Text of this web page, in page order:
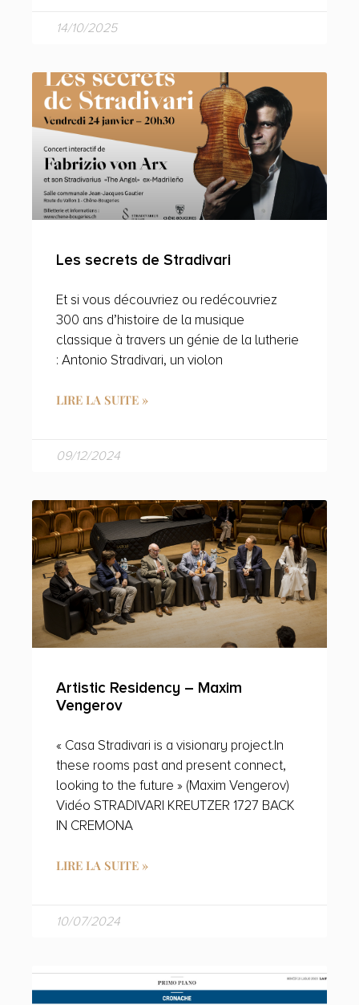
14/10/2025
Les secrets de Stradivari
Et si vous découvriez ou redécouvriez
300 ans d’histoire de la musique
classique à travers un génie de la lutherie
: Antonio Stradivari, un violon
LIRE LA SUITE »
09/12/2024
Artistic Residency – Maxim
Vengerov
« Casa Stradivari is a visionary project.In
these rooms past and present connect,
looking to the future » (Maxim Vengerov)
Vidéo STRADIVARI KREUTZER 1727 BACK
IN CREMONA
LIRE LA SUITE »
10/07/2024